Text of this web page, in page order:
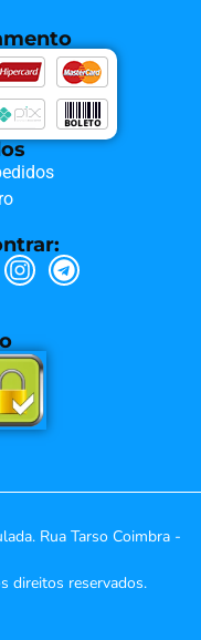
Rua Tarso Coimbra -
direitos reservados.